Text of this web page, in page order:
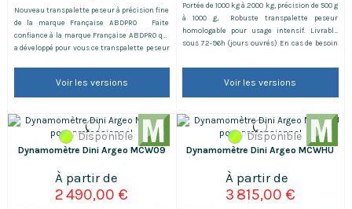
Nouveau transpalette peseur à précision fine
de la marque Française ABDPRO Faite
confiance à la marque Française ABDPRO qui
a développé pour vous ce transpalette peseur
incontournable dans votre société. Ce
transpalette robuste à un prix accessible
Voir les versions
Portée de 1000 kg à 2000 kg, précision de 500 g
à 1000 g, Robuste transpalette peseur
homologable pour usage intensif. Livrable
sous 72-96h (jours ouvrés) En cas de besoin
Voir les versions
Dynamomètre Dini Argeo MCW09
Disponible
2 490,00 €
Dynamomètre Dini Argeo MCWHU
Disponible
3 815,00 €